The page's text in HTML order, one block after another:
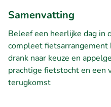
Samenvatting
Beleef een heerlijke dag in
compleet
drank naar keuze en
prachtige fietstocht en een
terugkomst